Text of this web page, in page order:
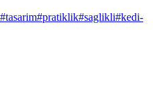
#tasarim#pratiklik#saglikli#kedi-